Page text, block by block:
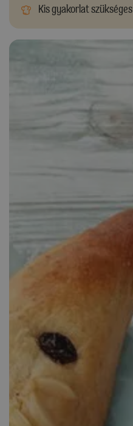
Kis gyakorlat szükséges